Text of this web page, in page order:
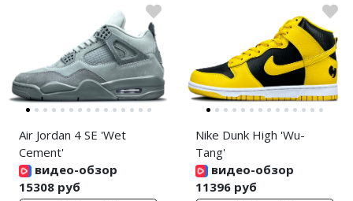
Air Jordan 4 SE 'Wet
Cement'
видео-обзор
15308 руб
Nike Dunk High 'Wu-
Tang'
видео-обзор
11396 руб